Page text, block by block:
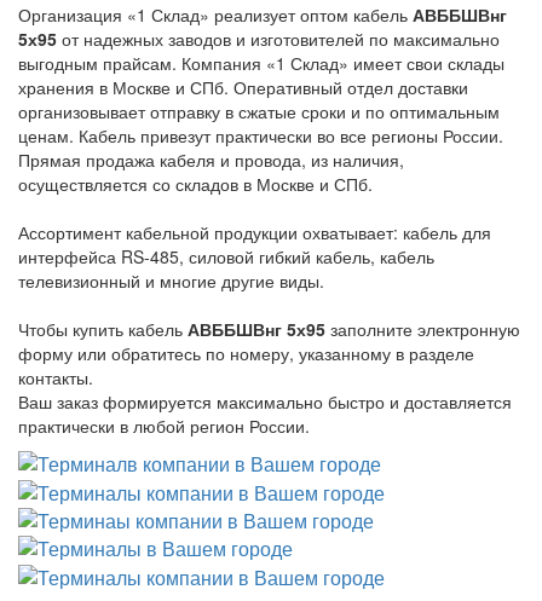
Организация «1 Склад» реализует оптом кабель АВББШВнг
5х95 от надежных заводов и изготовителей по максимально
выгодным прайсам. Компания «1 Склад» имеет свои склады
хранения в Москве и СПб. Оперативный отдел доставки
организовывает отправку в сжатые сроки и по оптимальным
ценам. Кабель привезут практически во все регионы России.
Прямая продажа кабеля и провода, из наличия,
осуществляется со складов в Москве и СПб.
Ассортимент кабельной продукции охватывает: кабель для
интерфейса RS-485, силовой гибкий кабель, кабель
телевизионный и многие другие виды.
Чтобы купить кабель АВББШВнг 5х95 заполните электронную
форму или обратитесь по номеру, указанному в разделе
контакты.
Ваш заказ формируется максимально быстро и доставляется
практически в любой регион России.